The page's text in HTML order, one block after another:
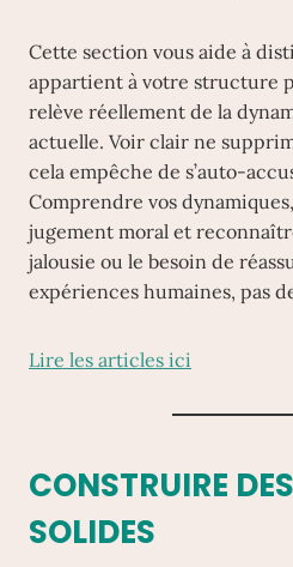
Cette section vous aide à
appartient à votre structure
relève réellement de la
actuelle. Voir clair ne
cela empêche de s’auto-
Comprendre vos
jugement moral et
jalousie ou le besoin de
expériences humaines, pas
Lire les articles ici
CONSTRUIRE
SOLIDES